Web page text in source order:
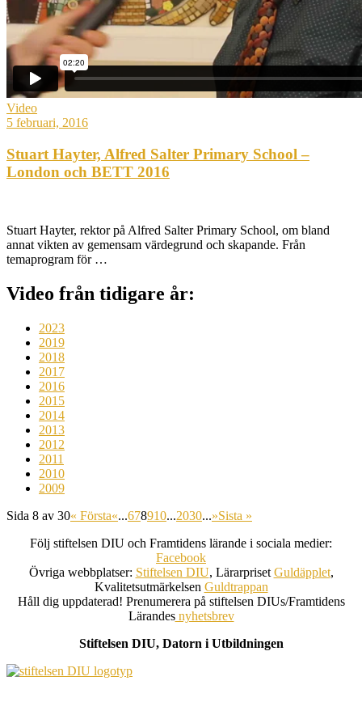
Video
5 februari, 2016
Stuart Hayter, Alfred Salter Primary School –
London och BETT 2016
Stuart Hayter, rektor på Alfred Salter Primary School, om bland
annat vikten av gemensam värdegrund och skapande. Från
temaprogram för …
Video från tidigare år:
2023
2019
2018
2017
2016
2015
2014
2013
2012
2011
2010
2009
Sida 8 av 30« Första«...678910...2030...»Sista »
Följ stiftelsen DIU och Framtidens lärande i sociala medier:
Facebook
Övriga webbplatser: Stiftelsen DIU, Lärarpriset Guldäpplet,
Kvalitetsutmärkelsen Guldtrappan
Håll dig uppdaterad! Prenumerera på stiftelsen DIUs/Framtidens
Lärandesnyhetsbrev
Stiftelsen DIU, Datorn i Utbildningen